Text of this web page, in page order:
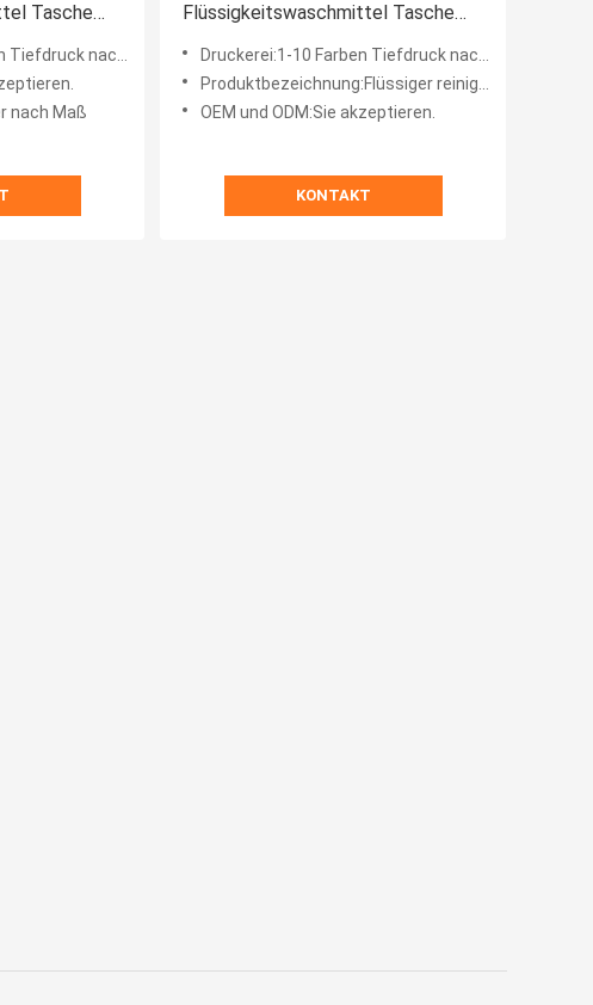
Tasche
nach Kundenwunsch
nach Maß
Flüssigkeitswaschmittel Tasche
Stärke Nylon Stand Up mit Tasche
Kapazität 5L
Druckerei:1-10 Farben Tiefdruck nach Kundenwunsch
Produktbezeichnung:Flüssiger reinigender Beutel
OEM und ODM:Sie akzeptieren.
KONTAKT